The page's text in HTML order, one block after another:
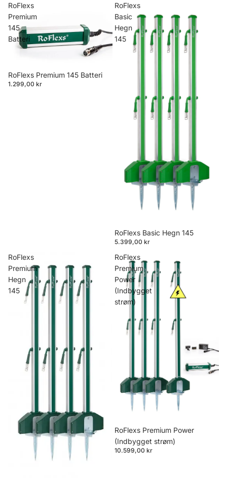
RoFlexs
Premium
145
Batteri
RoFlexs Premium 145 Batteri
1.299,00 kr
RoFlexs
Basic
Hegn
145
RoFlexs Basic Hegn 145
5.399,00 kr
RoFlexs
Premium
Hegn
145
RoFlexs
Premium
Power
(Indbygget
strøm)
RoFlexs Premium Power
(Indbygget strøm)
10.599,00 kr